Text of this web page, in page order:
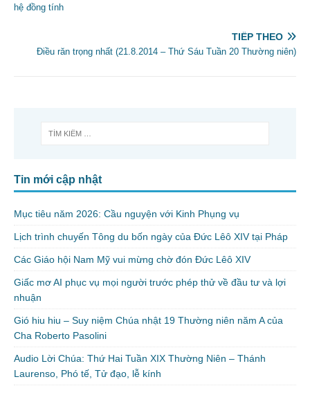
hệ đồng tính
TIẾP THEO
Điều răn trọng nhất (21.8.2014 – Thứ Sáu Tuần 20 Thường niên)
Tin mới cập nhật
Mục tiêu năm 2026: Cầu nguyện với Kinh Phụng vụ
Lịch trình chuyến Tông du bốn ngày của Đức Lêô XIV tại Pháp
Các Giáo hội Nam Mỹ vui mừng chờ đón Đức Lêô XIV
Giấc mơ AI phục vụ mọi người trước phép thử về đầu tư và lợi
nhuận
Gió hiu hiu – Suy niệm Chúa nhật 19 Thường niên năm A của
Cha Roberto Pasolini
Audio Lời Chúa: Thứ Hai Tuần XIX Thường Niên – Thánh
Laurenso, Phó tế, Tử đạo, lễ kính